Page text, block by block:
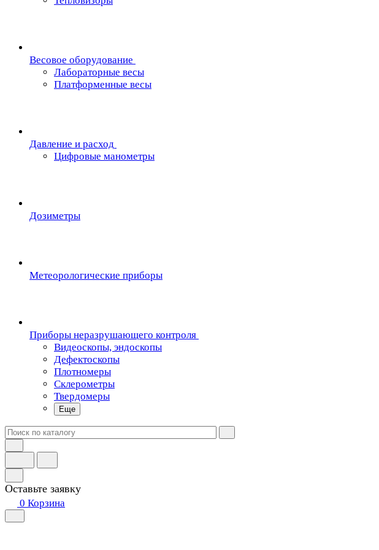
Весовое оборудование
Лабораторные весы
Платформенные весы
Давление и расход
Цифровые манометры
Дозиметры
Метеорологические приборы
Приборы неразрушающего контроля
Видеоскопы, эндоскопы
Дефектоскопы
Плотномеры
Склерометры
Твердомеры
Еще
Оставьте заявку
0 Корзина